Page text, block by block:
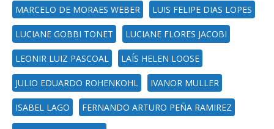
MARCELO DE MORAES WEBER LUIS FELIPE DIAS LOPES
LUCIANE GOBBI TONET LUCIANE FLORES JACOBI
LEONIR LUIZ PASCOAL LAÍS HELEN LOOSE
JULIO EDUARDO ROHENKOHL IVANOR MULLER
ISABEL LAGO FERNANDO ARTURO PEÑA RAMIREZ